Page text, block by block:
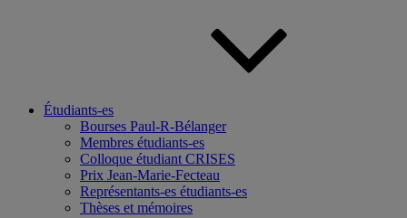
Étudiants-es
Bourses Paul-R-Bélanger
Membres étudiants-es
Colloque étudiant CRISES
Prix Jean-Marie-Fecteau
Représentants-es étudiants-es
Thèses et mémoires